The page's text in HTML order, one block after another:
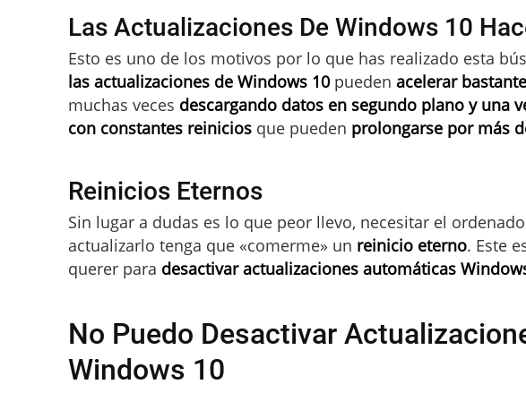
Las Actualizaciones De Windows 10
Esto es uno de los motivos por lo que has realizado esta
las actualizaciones de Windows 10 pueden acelerar
muchas veces descargando datos en segundo plano y una
con constantes reinicios que pueden prolongarse por más
Reinicios Eternos
Sin lugar a dudas es lo que peor llevo, necesitar el
actualizarlo tenga que «comerme» un reinicio eterno. Este
querer para desactivar actualizaciones automáticas
No Puedo Desactivar
Windows 10